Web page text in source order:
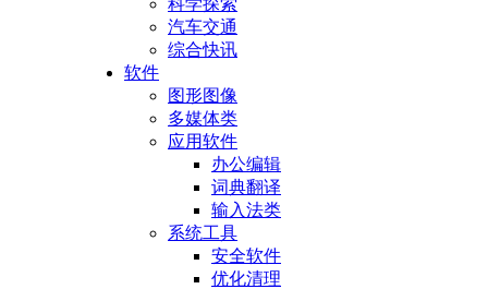
科学探索
汽车交通
综合快讯
软件
图形图像
多媒体类
应用软件
办公编辑
词典翻译
输入法类
系统工具
安全软件
优化清理